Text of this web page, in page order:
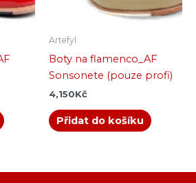
Artefyl
Boty na flamenco_AF
Sonsonete (pouze profi)
4,150Kč
Přidat do košíku